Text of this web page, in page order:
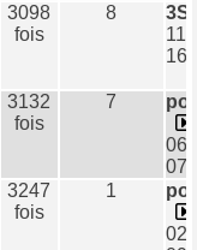
3098
fois
8
11/
3132
fois
7
06/
3247
fois
1
02/